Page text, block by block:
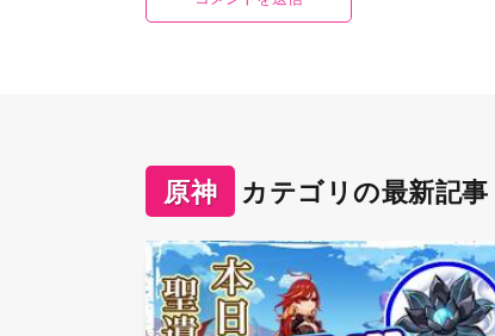
原神 カテゴリの最新記事